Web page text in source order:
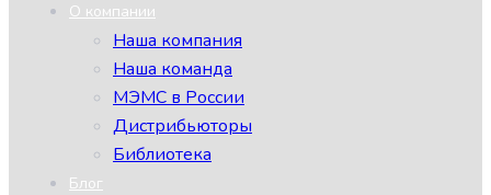
О компании
Наша компания
Наша команда
МЭМС в России
Дистрибьюторы
Библиотека
Блог